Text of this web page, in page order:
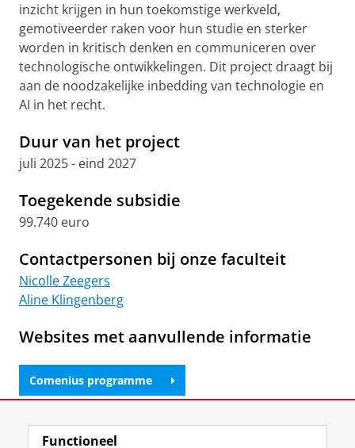
inzicht krijgen in hun toekomstige werkveld,
gemotiveerder raken voor hun studie en sterker
worden in kritisch denken en communiceren over
technologische ontwikkelingen. Dit project draagt bij
aan de noodzakelijke inbedding van technologie en
AI in het recht.
Duur van het project
juli 2025 - eind 2027
Toegekende subsidie
99.740 euro
Contactpersonen bij onze faculteit
Nicolle Zeegers
Aline Klingenberg
Websites met aanvullende informatie
Comenius programme
Laatst gewijzigd: 07 juli 2026 10:55
Functioneel